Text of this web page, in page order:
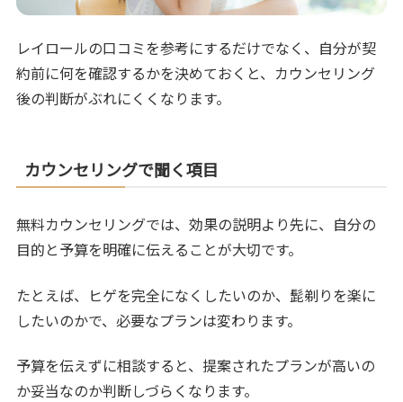
レイロールの口コミを参考にするだけでなく、自分が契
約前に何を確認するかを決めておくと、カウンセリング
後の判断がぶれにくくなります。
カウンセリングで聞く項目
無料カウンセリングでは、効果の説明より先に、自分の
目的と予算を明確に伝えることが大切です。
たとえば、ヒゲを完全になくしたいのか、髭剃りを楽に
したいのかで、必要なプランは変わります。
予算を伝えずに相談すると、提案されたプランが高いの
か妥当なのか判断しづらくなります。